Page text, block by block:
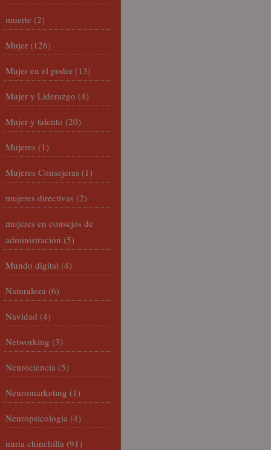
muerte (2)
Mujer (126)
Mujer en el poder (13)
Mujer y Liderazgo (4)
Mujer y talento (20)
Mujeres (1)
Mujeres Consejeras (1)
mujeres directivas (2)
mujeres en consejos de
administración (5)
Mundo digital (4)
Naturaleza (6)
Navidad (4)
Networking (3)
Neurociencia (5)
Neuromarketing (1)
Neuropsicología (4)
nuria chinchilla (91)